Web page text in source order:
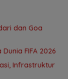
dan Goa
FIFA 2026
Infrastruktur